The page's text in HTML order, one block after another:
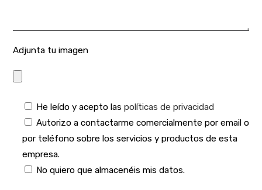
Adjunta tu imagen
He leído y acepto las políticas de privacidad
Autorizo a contactarme comercialmente por email o
por teléfono sobre los servicios y productos de esta
empresa.
No quiero que almacenéis mis datos.